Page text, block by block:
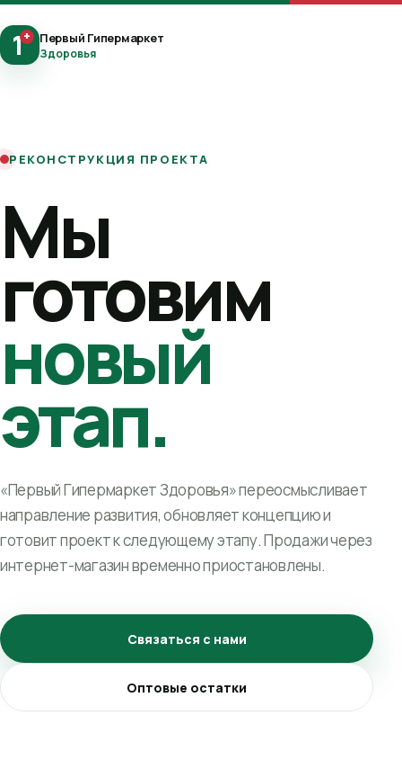
1+ Первый Гипермаркет
Здоровья
РЕКОНСТРУКЦИЯ ПРОЕКТА
Мы
готовим
новый
этап.
«Первый Гипермаркет Здоровья» переосмысливает
направление развития, обновляет концепцию и
готовит проект к следующему этапу. Продажи через
интернет-магазин временно приостановлены.
Связаться с нами
Оптовые остатки